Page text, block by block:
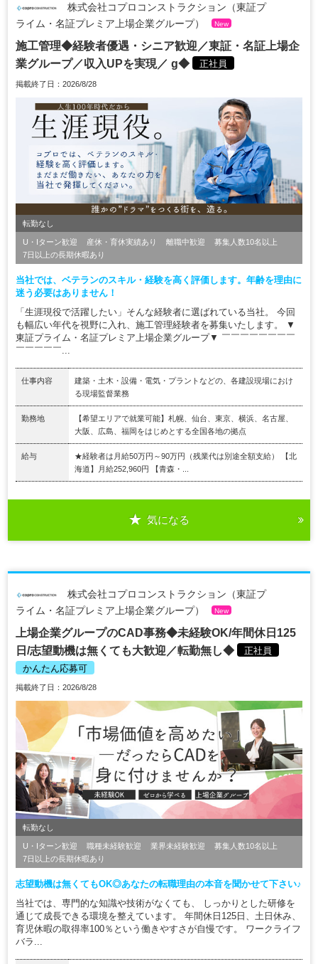
株式会社コプロコンストラクション（東証プ
ライム・名証プレミア上場企業グループ）
New
施工管理◆経験者優遇・シニア歓迎／東証・名証上場企
業グループ／収入UPを実現／ g◆
正社員
掲載終了日：2026/8/28
転勤なし
U・Iターン歓迎 産休・育休実績あり 離職中歓迎
募集人数10名以上
7日以上の長期休暇あり
当社では、ベテランのスキル・経験を高く評価します。年齢を理由に
迷う必要はありません！
「生涯現役で活躍したい」そんな経験者に選ばれている当社。 今回
も幅広い年代を視野に入れ、施工管理経験者を募集いたします。 ▼
東証プライム・名証プレミア上場企業グループ▼ ￣￣￣￣￣￣￣￣
￣￣￣￣￣...
仕事内容
建築・土木・設備・電気・プラントなどの、各建設現場におけ
る現場監督業務
勤務地
【希望エリアで就業可能】札幌、仙台、東京、横浜、名古屋、
大阪、広島、福岡をはじめとする全国各地の拠点
給与
★経験者は月給50万円～90万円（残業代は別途全額支給） 【北
海道】月給252,960円 【青森・...
気になる
株式会社コプロコンストラクション（東証プ
ライム・名証プレミア上場企業グループ）
New
上場企業グループのCAD事務◆未経験OK/年間休日125
日/志望動機は無くても大歓迎／転勤無し◆
正社員
かんたん応募可
掲載終了日：2026/8/28
転勤なし
U・Iターン歓迎 職種未経験歓迎 業界未経験歓迎
募集人数10名以上
7日以上の長期休暇あり
志望動機は無くてもOK◎あなたの転職理由の本音を聞かせて下さい♪
当社では、専門的な知識や技術がなくても、 しっかりとした研修を
通じて成長できる環境を整えています。 年間休日125日、土日休み、
育児休暇の取得率100％という働きやすさが自慢です。 ワークライフ
バラ...